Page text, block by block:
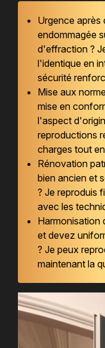
Urgence après
endommagée
d'effraction ?
l'identique en
sécurité
Mise aux
mise en
l'aspect
reproductions
charges tout
Rénovation
bien ancien et
? Je reproduis
avec les
Harmonisation
et devez
? Je peux
maintenant la